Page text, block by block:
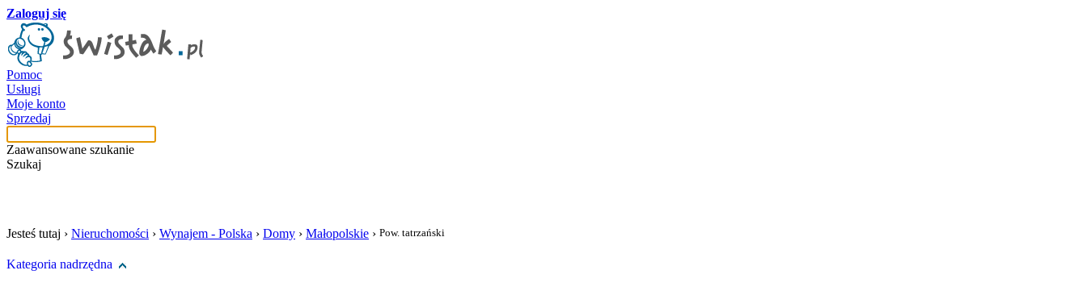
Zaloguj się
Pomoc
Usługi
Moje konto
Sprzedaj
Zaawansowane szukanie
Szukaj
Jesteś tutaj › Nieruchomości › Wynajem - Polska › Domy › Małopolskie › Pow. tatrzański
Kategoria nadrzędna